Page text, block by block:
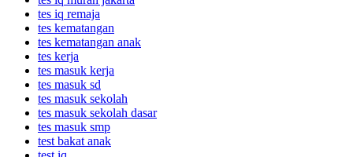
tes iq remaja
tes kematangan
tes kematangan anak
tes kerja
tes masuk kerja
tes masuk sd
tes masuk sekolah
tes masuk sekolah dasar
tes masuk smp
test bakat anak